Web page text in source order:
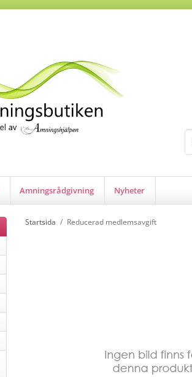
Amningsrådgivning Nyheter
Startsida / Reducerad medlemsavgift